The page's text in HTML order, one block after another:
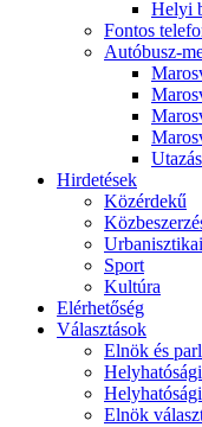
Helyi
Fontos
Autóbusz-
Hirdetések
Közérdekű
Sport
Kultúra
Elérhetőség
Választások
Elnök és
Elnök